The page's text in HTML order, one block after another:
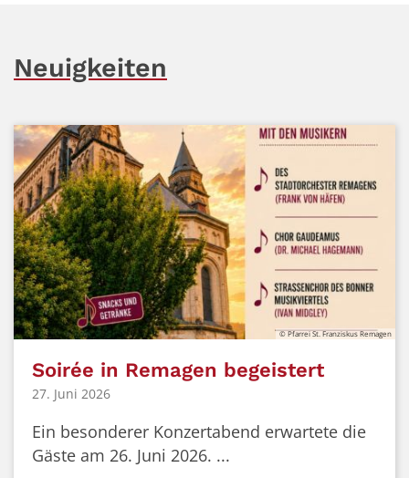
Neuigkeiten
© Pfarrei St. Franziskus Remagen
Soirée in Remagen begeistert
27. Juni 2026
Ein besonderer Konzertabend erwartete die
Gäste am 26. Juni 2026. ...